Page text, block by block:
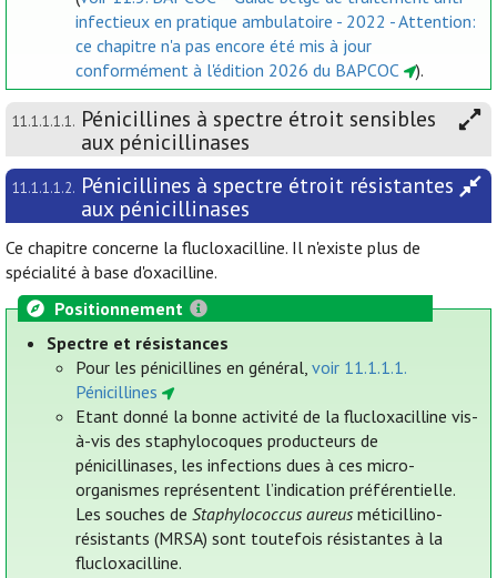
infectieux en pratique ambulatoire - 2022 - Attention:
ce chapitre n'a pas encore été mis à jour
conformément à l'édition 2026 du BAPCOC
).
11.1.1.1.1. Pénicillines à spectre étroit sensibles
aux pénicillinases
11.1.1.1.2. Pénicillines à spectre étroit résistantes
aux pénicillinases
Ce chapitre concerne la flucloxacilline. Il n'existe plus de
spécialité à base d'oxacilline.
Positionnement
Spectre et résistances
Pour les pénicillines en général,voir 11.1.1.1.
Pénicillines
Etant donné la bonne activité de la flucloxacilline vis-
à-vis des staphylocoques producteurs de
pénicillinases, les infections dues à ces micro-
organismes représentent l’indication préférentielle.
Les souches deStaphylococcus aureus méticillino-
résistants (MRSA) sont toutefois résistantes à la
flucloxacilline.